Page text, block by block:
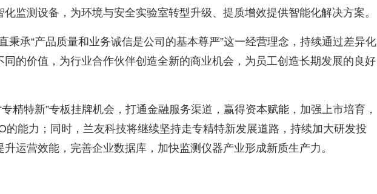
监测设备，为环境与安全实验室转型升级、提质增效提供智能化解决方案。
秉承“产品质量和业务诚信是公司的基本尊严”这一经营理念，持续通过差异化
的价值，为行业合作伙伴创造全新的商业机会，为员工创造长期发展的良好
专精特新”专板挂牌机会，打通金融服务渠道，赢得资本赋能，加强上市培育，
的能力；同时，兰友科技将继续坚持走专精特新发展道路，持续加大研发投
运营效能，完善企业数据库，加快监测仪器产业形成新质生产力。